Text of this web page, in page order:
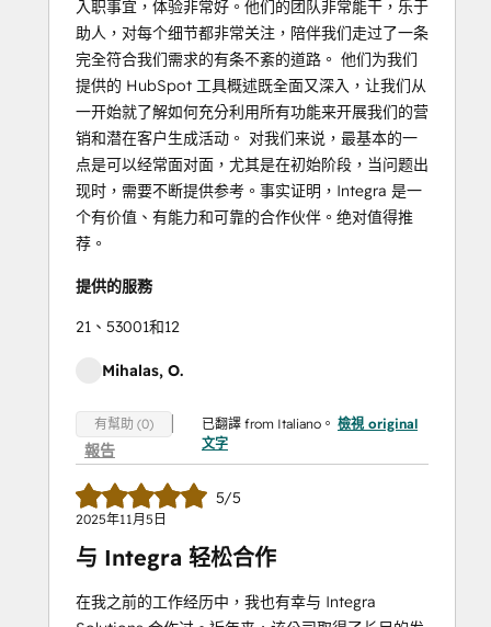
入职事宜，体验非常好。他们的团队非常能干，乐于
助人，对每个细节都非常关注，陪伴我们走过了一条
完全符合我们需求的有条不紊的道路。 他们为我们
提供的 HubSpot 工具概述既全面又深入，让我们从
一开始就了解如何充分利用所有功能来开展我们的营
销和潜在客户生成活动。 对我们来说，最基本的一
点是可以经常面对面，尤其是在初始阶段，当问题出
现时，需要不断提供参考。事实证明，Integra 是一
个有价值、有能力和可靠的合作伙伴。绝对值得推
荐。
提供的服務
21、53001和12
Mihalas, O.
有幫助 (0)
報告
已翻譯 from Italiano。 檢視 original
文字
5/5
2025年11月5日
与 Integra 轻松合作
在我之前的工作经历中，我也有幸与 Integra